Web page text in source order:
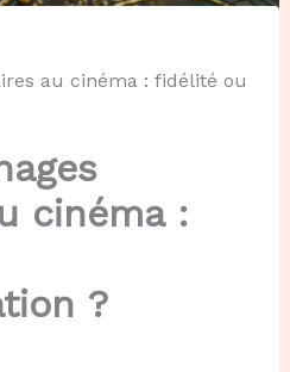
au cinéma : fidélité ou
cinéma :
?